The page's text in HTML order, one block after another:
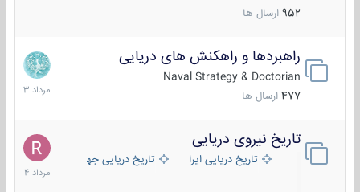
952 ارسال ها
راهبردها و راهکنش های دریایی
Naval Strategy & Doctorian
477 ارسال ها
2
مرداد
1403
تاریخ نیروی دریایی
تاریخ دریایی ایران تاریخ دریایی جهان
16
مرداد
1404